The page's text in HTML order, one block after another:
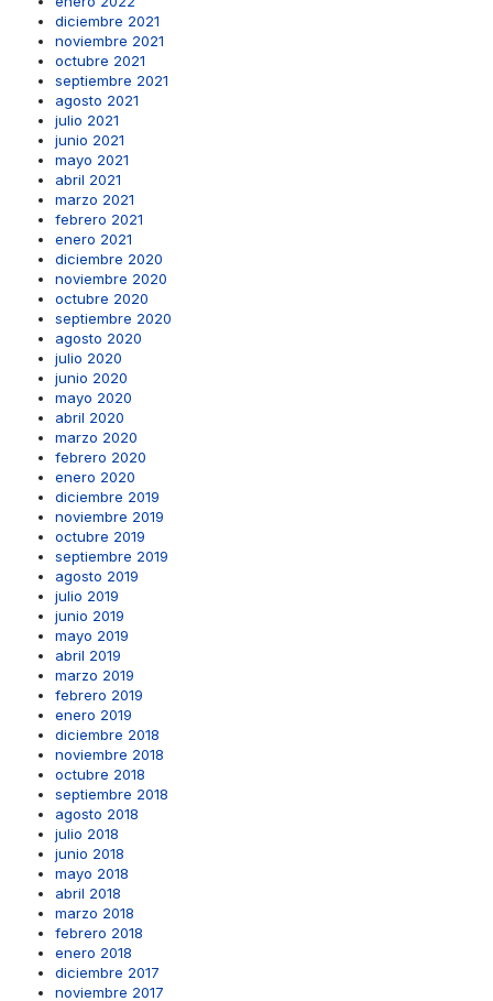
diciembre 2021
noviembre 2021
octubre 2021
septiembre 2021
agosto 2021
julio 2021
junio 2021
mayo 2021
abril 2021
marzo 2021
febrero 2021
enero 2021
diciembre 2020
noviembre 2020
octubre 2020
septiembre 2020
agosto 2020
julio 2020
junio 2020
mayo 2020
abril 2020
marzo 2020
febrero 2020
enero 2020
diciembre 2019
noviembre 2019
octubre 2019
septiembre 2019
agosto 2019
julio 2019
junio 2019
mayo 2019
abril 2019
marzo 2019
febrero 2019
enero 2019
diciembre 2018
noviembre 2018
octubre 2018
septiembre 2018
agosto 2018
julio 2018
junio 2018
mayo 2018
abril 2018
marzo 2018
febrero 2018
enero 2018
diciembre 2017
noviembre 2017